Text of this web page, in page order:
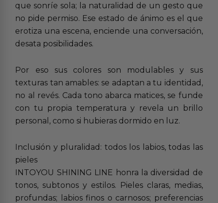
que sonríe sola; la naturalidad de un gesto que
no pide permiso. Ese estado de ánimo es el que
erotiza una escena, enciende una conversación,
desata posibilidades.
Por eso sus colores son modulables y sus
texturas tan amables: se adaptan a tu identidad,
no al revés. Cada tono abarca matices, se funde
con tu propia temperatura y revela un brillo
personal, como si hubieras dormido en luz.
Inclusión y pluralidad: todos los labios, todas las
pieles
INTOYOU SHINING LINE honra la diversidad de
tonos, subtonos y estilos. Pieles claras, medias,
profundas; labios finos o carnosos; preferencias